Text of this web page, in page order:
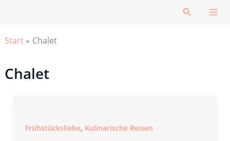
Suchen
Start Chalet
Chalet
Frühstücksliebe, Kulinarische Reisen